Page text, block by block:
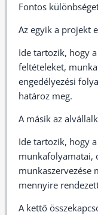
Fontos
Az egyik a projekt
Ide tartozik, hogy
feltételeket,
engedélyezési
határoz meg.
A másik az
Ide tartozik, hogy
munkafolyamatai,
munkaszervezése
mennyire
A kettő